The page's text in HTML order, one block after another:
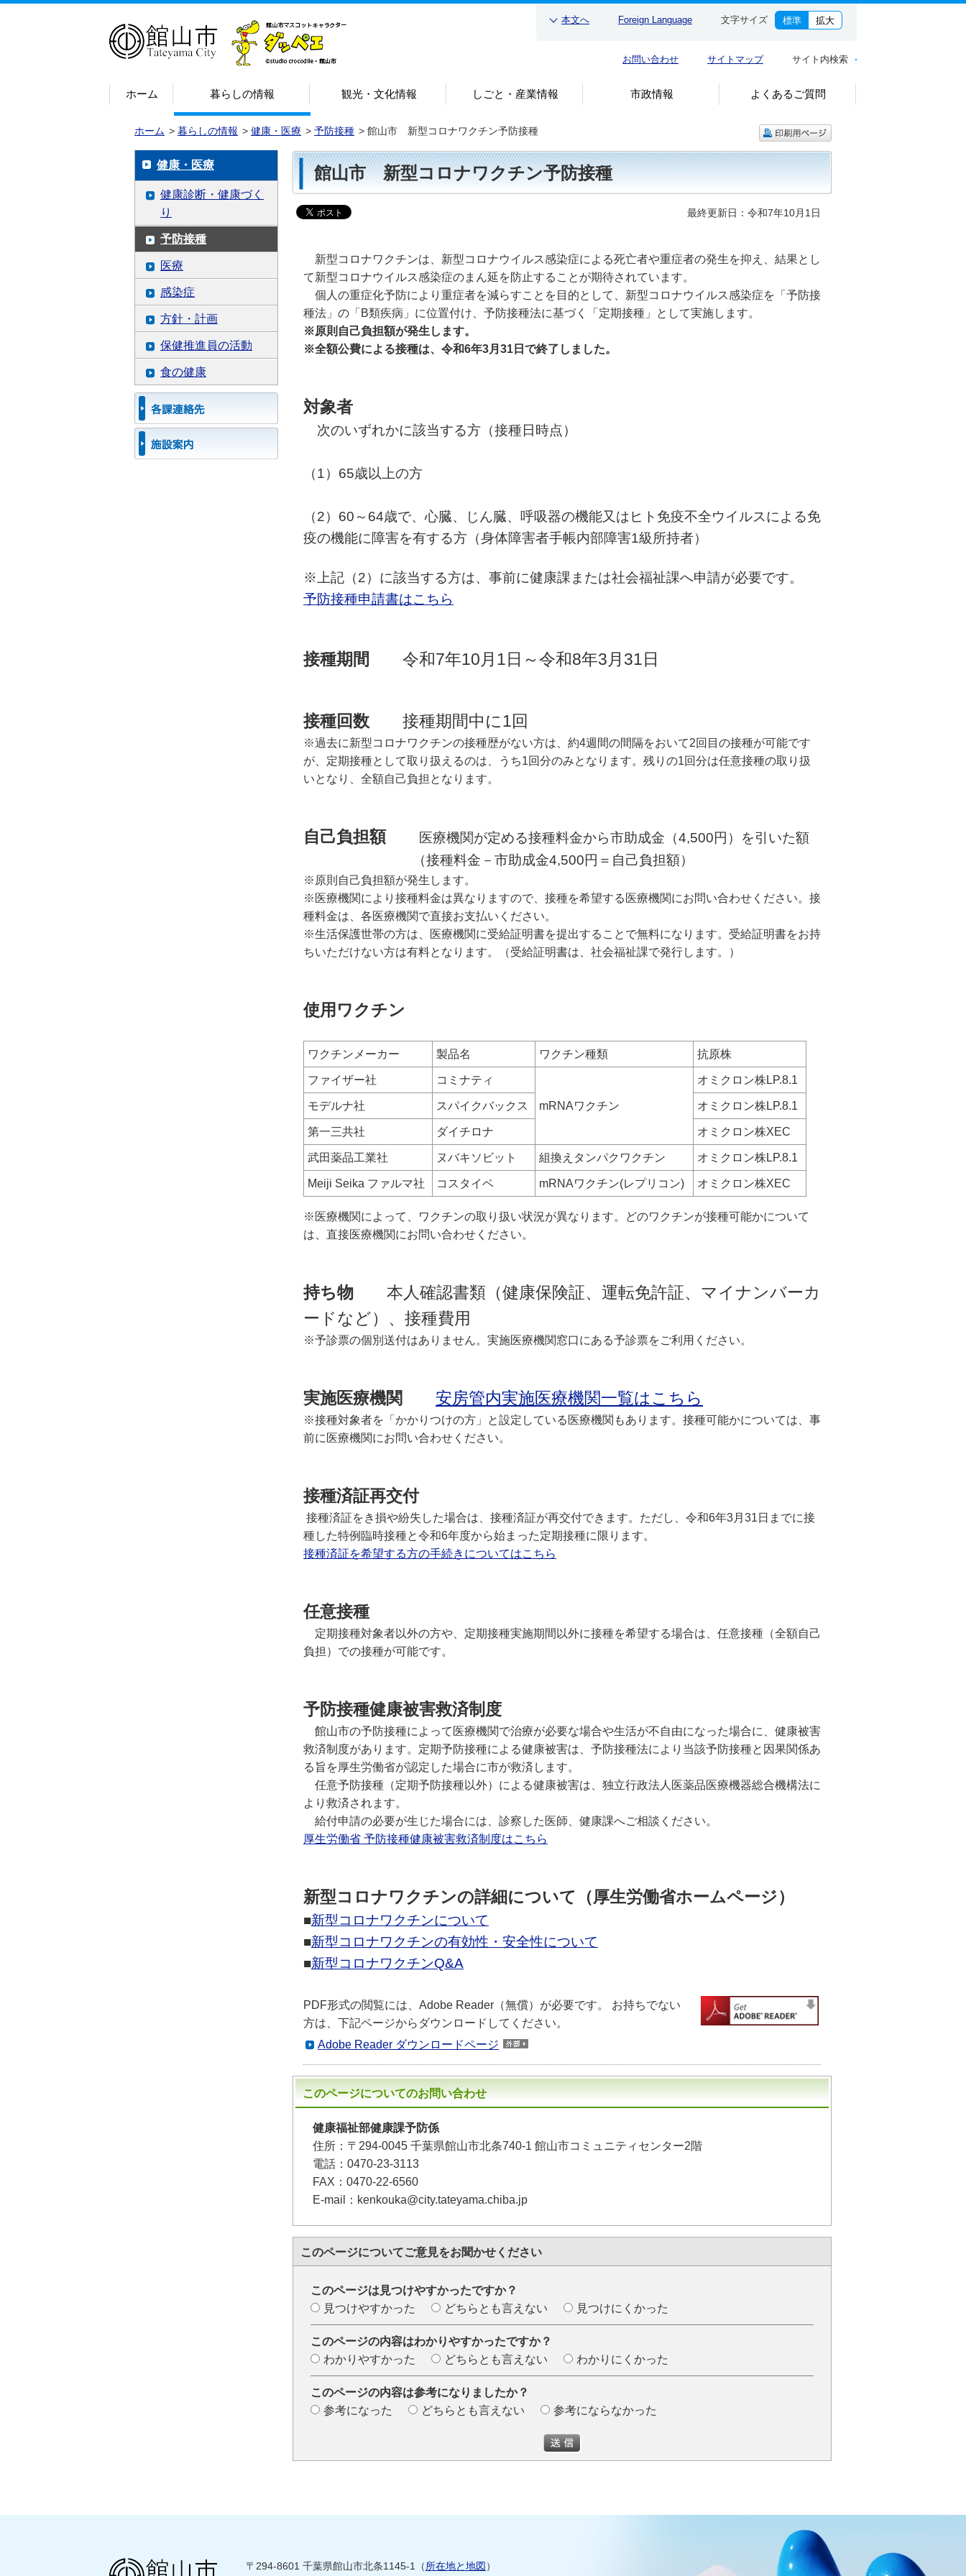
本文へ Foreign Language 文字サイズ 標準 拡大
お問い合わせ サイトマップ サイト内検索
ホーム 暮らしの情報 観光・文化情報 しごと・産業情報 市政情報 よくあるご質問
ホーム > 暮らしの情報 > 健康・医療 > 予防接種 > 館山市 新型コロナワクチン予防接種
館山市 新型コロナワクチン予防接種
最終更新日：令和7年10月1日
新型コロナワクチンは、新型コロナウイルス感染症による死亡者や重症者の発生を抑え、結果とし
て新型コロナウイルス感染症のまん延を防止することが期待されています。
個人の重症化予防により重症者を減らすことを目的として、新型コロナウイルス感染症を「予防接
種法」の「B類疾病」に位置付け、予防接種法に基づく「定期接種」として実施します。
※原則自己負担額が発生します。
※全額公費による接種は、令和6年3月31日で終了しました。
対象者
次のいずれかに該当する方（接種日時点）
（1）65歳以上の方
（2）60～64歳で、心臓、じん臓、呼吸器の機能又はヒト免疫不全ウイルスによる免
疫の機能に障害を有する方（身体障害者手帳内部障害1級所持者）
※上記（2）に該当する方は、事前に健康課または社会福祉課へ申請が必要です。
予防接種申請書はこちら
接種期間 令和7年10月1日～令和8年3月31日
接種回数 接種期間中に1回
※過去に新型コロナワクチンの接種歴がない方は、約4週間の間隔をおいて2回目の接種が可能です
が、定期接種として取り扱えるのは、うち1回分のみとなります。残りの1回分は任意接種の取り扱
いとなり、全額自己負担となります。
自己負担額
医療機関が定める接種料金から市助成金（4,500円）を引いた額
（接種料金－市助成金4,500円＝自己負担額）
※原則自己負担額が発生します。
※医療機関により接種料金は異なりますので、接種を希望する医療機関にお問い合わせください。接
種料金は、各医療機関で直接お支払いください。
※生活保護世帯の方は、医療機関に受給証明書を提出することで無料になります。受給証明書をお持
ちいただけない方は有料となります。（受給証明書は、社会福祉課で発行します。）
使用ワクチン
ワクチンメーカー 製品名 ワクチン種類 抗原株
ファイザー社 コミナティ
mRNAワクチン
オミクロン株LP.8.1
モデルナ社 スパイクバックス オミクロン株LP.8.1
第一三共社 ダイチロナ オミクロン株XEC
武田薬品工業社 ヌバキソビット 組換えタンパクワクチン オミクロン株LP.8.1
Meiji Seika ファルマ社 コスタイベ mRNAワクチン(レプリコン) オミクロン株XEC
※医療機関によって、ワクチンの取り扱い状況が異なります。どのワクチンが接種可能かについて
は、直接医療機関にお問い合わせください。
持ち物 本人確認書類（健康保険証、運転免許証、マイナンバーカ
ードなど）、接種費用
※予診票の個別送付はありません。実施医療機関窓口にある予診票をご利用ください。
実施医療機関 安房管内実施医療機関一覧はこちら
※接種対象者を「かかりつけの方」と設定している医療機関もあります。接種可能かについては、事
前に医療機関にお問い合わせください。
接種済証再交付
接種済証をき損や紛失した場合は、接種済証が再交付できます。ただし、令和6年3月31日までに接
種した特例臨時接種と令和6年度から始まった定期接種に限ります。
接種済証を希望する方の手続きについてはこちら
任意接種
定期接種対象者以外の方や、定期接種実施期間以外に接種を希望する場合は、任意接種（全額自己
負担）での接種が可能です。
予防接種健康被害救済制度
館山市の予防接種によって医療機関で治療が必要な場合や生活が不自由になった場合に、健康被害
救済制度があります。定期予防接種による健康被害は、予防接種法により当該予防接種と因果関係あ
る旨を厚生労働省が認定した場合に市が救済します。
任意予防接種（定期予防接種以外）による健康被害は、独立行政法人医薬品医療機器総合機構法に
より救済されます。
給付申請の必要が生じた場合には、診察した医師、健康課へご相談ください。
厚生労働省 予防接種健康被害救済制度はこちら
新型コロナワクチンの詳細について（厚生労働省ホームページ）
■新型コロナワクチンについて
■新型コロナワクチンの有効性・安全性について
■新型コロナワクチンQ&A
PDF形式の閲覧には、Adobe Reader（無償）が必要です。 お持ちでない
方は、下記ページからダウンロードしてください。
Adobe Reader ダウンロードページ
このページについてのお問い合わせ
健康福祉部健康課予防係
住所： 〒294-0045 千葉県館山市北条740-1 館山市コミュニティセンター2階
電話： 0470-23-3113
FAX：0470-22-6560
E-mail：kenkouka@city.tateyama.chiba.jp
このページについてご意見をお聞かせください
このページは見つけやすかったですか？
見つけやすかった
どちらとも言えない 見つけにくかった
このページの内容はわかりやすかったですか？
わかりやすかった
どちらとも言えない わかりにくかった
このページの内容は参考になりましたか？
参考になった
どちらとも言えない 参考にならなかった
健康・医療
健康診断・健康づく
り
予防接種
医療
感染症
方針・計画
保健推進員の活動
食の健康
〒294-8601 千葉県館山市北条1145-1（所在地と地図 ）